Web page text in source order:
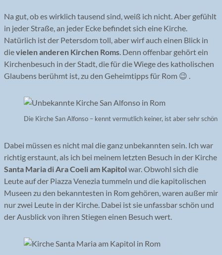
Na gut, ob es wirklich tausend sind, weiß ich nicht. Aber gefühlt
in jeder Straße, an jeder Ecke befindet sich eine Kirche.
Natürlich ist der Petersdom toll, aber wirf auch einen Blick in
dievielen anderen Kirchen Roms. Denn offenbar gehört ein
Kirchenbesuch in der Stadt, die für die Wiege des katholischen
Glaubens berühmt ist, zu den Geheimtipps für Rom 😉 .
Die Kirche San Alfonso – kennt vermutlich keiner, ist aber sehr schön
Dabei müssen es nicht mal die ganz unbekannten sein. Ich war
richtig erstaunt, als ich bei meinem letzten Besuch in der Kirche
Santa Maria di Ara Coeli am Kapitol war. Obwohl sich die
Leute auf der Piazza Venezia tummeln und die kapitolischen
Museen zu den bekanntesten in Rom gehören, waren außer mir
nur zwei Leute in der Kirche. Dabei ist sie unfassbar schön und
der Ausblick von ihren Stiegen einen Besuch wert.